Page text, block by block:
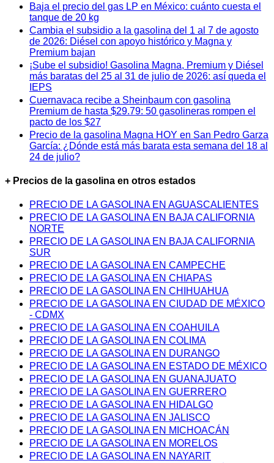
Baja el precio del gas LP en México: cuánto cuesta el
tanque de 20 kg
Cambia el subsidio a la gasolina del 1 al 7 de agosto
de 2026: Diésel con apoyo histórico y Magna y
Premium bajan
¡Sube el subsidio! Gasolina Magna, Premium y Diésel
más baratas del 25 al 31 de julio de 2026: así queda el
IEPS
Cuernavaca recibe a Sheinbaum con gasolina
Premium de hasta $29.79: 50 gasolineras rompen el
pacto de los $27
Precio de la gasolina Magna HOY en San Pedro Garza
García: ¿Dónde está más barata esta semana del 18 al
24 de julio?
+ Precios de la gasolina en otros estados
PRECIO DE LA GASOLINA EN AGUASCALIENTES
PRECIO DE LA GASOLINA EN BAJA CALIFORNIA
NORTE
PRECIO DE LA GASOLINA EN BAJA CALIFORNIA
SUR
PRECIO DE LA GASOLINA EN CAMPECHE
PRECIO DE LA GASOLINA EN CHIAPAS
PRECIO DE LA GASOLINA EN CHIHUAHUA
PRECIO DE LA GASOLINA EN CIUDAD DE MÉXICO
- CDMX
PRECIO DE LA GASOLINA EN COAHUILA
PRECIO DE LA GASOLINA EN COLIMA
PRECIO DE LA GASOLINA EN DURANGO
PRECIO DE LA GASOLINA EN ESTADO DE MÉXICO
PRECIO DE LA GASOLINA EN GUANAJUATO
PRECIO DE LA GASOLINA EN GUERRERO
PRECIO DE LA GASOLINA EN HIDALGO
PRECIO DE LA GASOLINA EN JALISCO
PRECIO DE LA GASOLINA EN MICHOACÁN
PRECIO DE LA GASOLINA EN MORELOS
PRECIO DE LA GASOLINA EN NAYARIT